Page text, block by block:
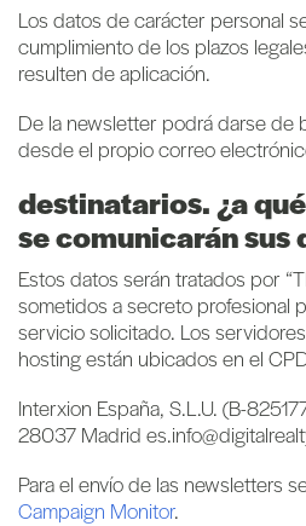
Los datos de carácter personal
cumplimiento de los plazos
resulten de aplicación.
De la newsletter podrá darse de
desde el propio correo
destinatarios. ¿a
se comunicarán sus
Estos datos serán tratados por
sometidos a secreto profesional
servicio solicitado. Los
hosting están ubicados en el
Interxion España, S.L.U. (B-
28037 Madrid
Para el envío de las newsletters
Campaign Monitor.